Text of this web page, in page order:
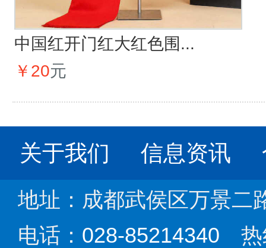
中国红开门红大红色围...
￥20元
关于我们 信息资讯
地址：成都武侯区万景二
电话： 028-85214340 热